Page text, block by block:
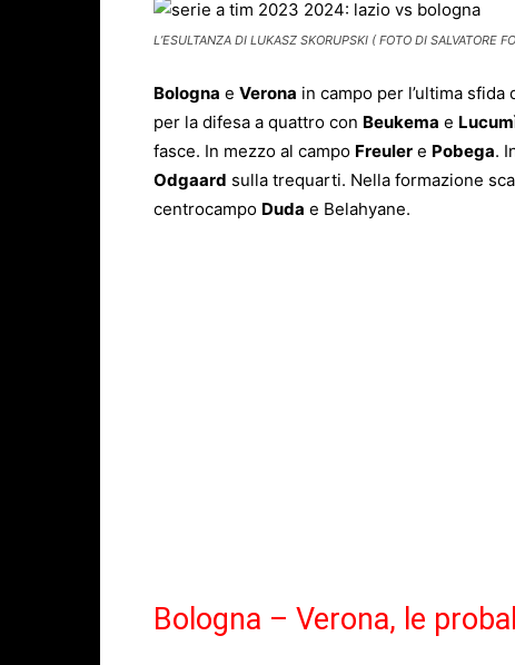
L’ESULTANZA DI LUKASZ SKORUPSKI ( FOTO DI SALVATORE
Bologna e Verona in campo per l’ultima
per la difesa a quattro con Beukema e
fasce. In mezzo al campo Freuler e Pobega.
Odgaard sulla trequarti. Nella formazione
centrocampo Duda e Belahyane.
Bologna – Verona, le